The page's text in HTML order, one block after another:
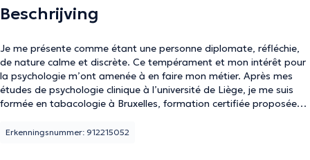
Beschrijving
Je me présente comme étant une personne diplomate, réfléchie,
de nature calme et discrète. Ce tempérament et mon intérêt pour
la psychologie m’ont amenée à en faire mon métier. Après mes
études de psychologie clinique à l’université de Liège, je me suis
formée en tabacologie à Bruxelles, formation certifiée proposée
consultation, j’utilise principalement les outils offerts par les
Erkenningsnummer: 912215052